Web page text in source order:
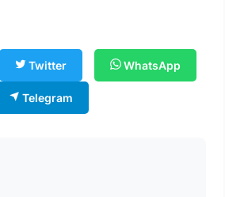
Twitter WhatsApp
Telegram